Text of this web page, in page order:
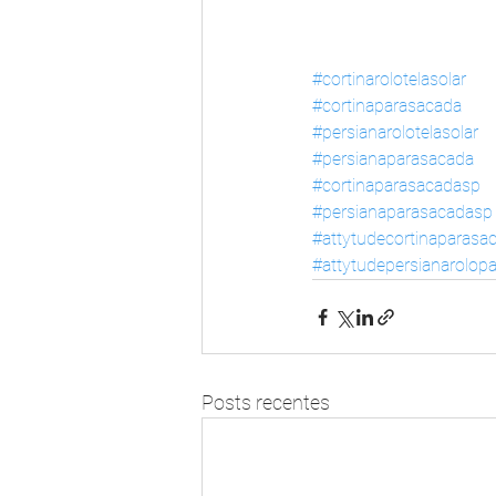
#cortinarolotelasolar
#cortinaparasacada
#persianarolotelasolar
#persianaparasacada
#cortinaparasacadasp
#persianaparasacadasp
Posts recentes